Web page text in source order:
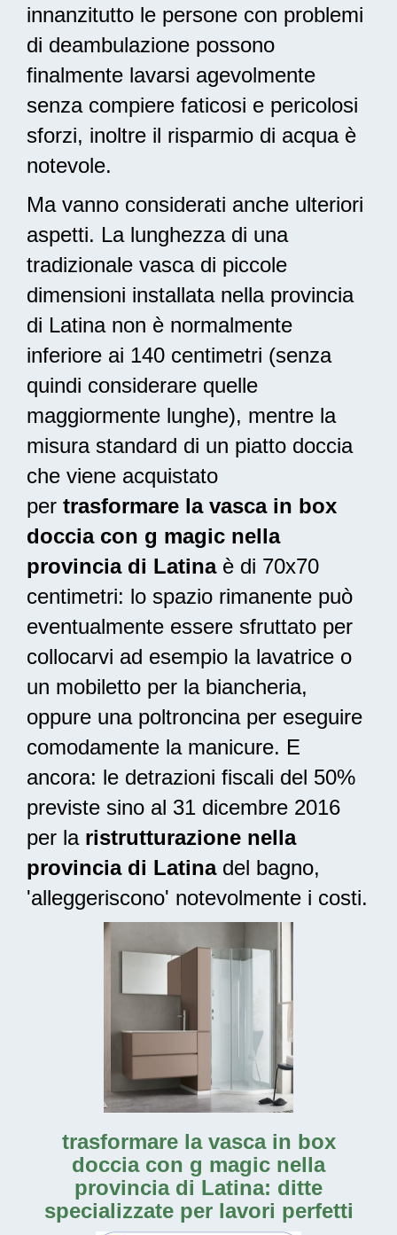
innanzitutto le persone con problemi
di deambulazione possono
finalmente lavarsi agevolmente
senza compiere faticosi e pericolosi
sforzi, inoltre il risparmio di acqua è
notevole.
Ma vanno considerati anche ulteriori
aspetti. La lunghezza di una
tradizionale vasca di piccole
dimensioni installata nella provincia
di Latina non è normalmente
inferiore ai 140 centimetri (senza
quindi considerare quelle
maggiormente lunghe), mentre la
misura standard di un piatto doccia
che viene acquistato
per trasformare la vasca in box
doccia con g magic nella
provincia di Latinaè di 70x70
centimetri: lo spazio rimanente può
eventualmente essere sfruttato per
collocarvi ad esempio la lavatrice o
un mobiletto per la biancheria,
oppure una poltroncina per eseguire
comodamente la manicure. E
ancora: le detrazioni fiscali del 50%
previste sino al 31 dicembre 2016
per la ristrutturazione nella
provincia di Latinadel bagno,
'alleggeriscono' notevolmente i costi.
trasformare la vasca in box
doccia con g magic nella
provincia di Latina: ditte
specializzate per lavori perfetti